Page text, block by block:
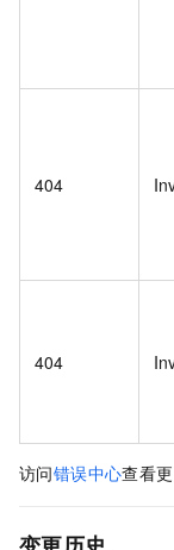
404
404
访问错误中心查看更